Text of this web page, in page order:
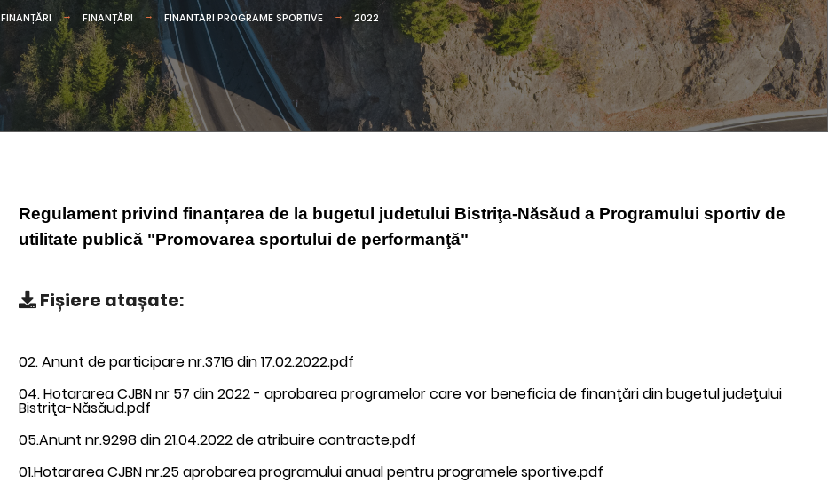
FINANȚĂRI FINANȚĂRI FINANTARI PROGRAME SPORTIVE 2022
Regulament privind finanțarea de la bugetul judetului Bistriţa-Năsăud a Programului sportiv de
utilitate publică "Promovarea sportului de performanţă"
Fișiere atașate:
02. Anunt de participare nr.3716 din 17.02.2022.pdf
04. Hotararea CJBN nr 57 din 2022 - aprobarea programelor care vor beneficia de finanţări din bugetul judeţului
Bistriţa-Năsăud.pdf
05.Anunt nr.9298 din 21.04.2022 de atribuire contracte.pdf
01.Hotararea CJBN nr.25 aprobarea programului anual pentru programele sportive.pdf